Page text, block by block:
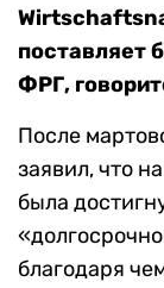
поставляет
ФРГ,
После
заявил, что
была
благодаря